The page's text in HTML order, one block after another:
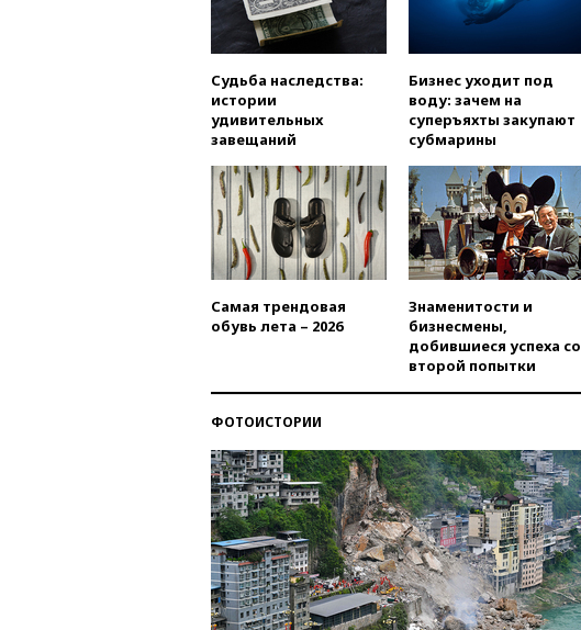
Судьба наследства:
истории
удивительных
завещаний
Бизнес уходит под
воду: зачем на
суперъяхты закупают
субмарины
Самая трендовая
обувь лета – 2026
Знаменитости и
бизнесмены,
добившиеся успеха со
второй попытки
ФОТОИСТОРИИ